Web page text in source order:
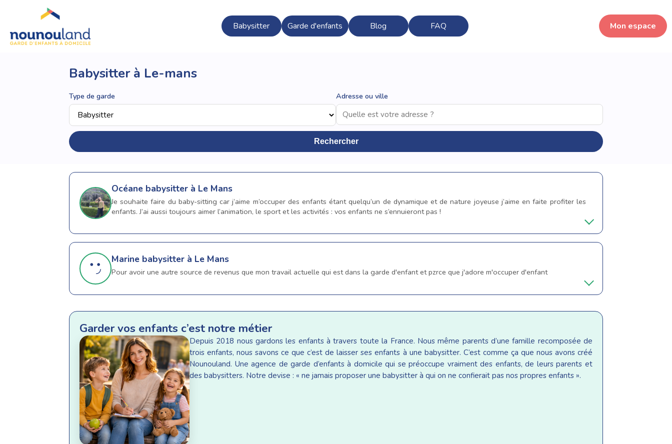
Babysitter Garde d'enfants Blog FAQ Mon espace
Babysitter à Le-mans
Type de garde Adresse ou ville
Rechercher
Océane babysitter à Le Mans
Je souhaite faire du baby-sitting car j’aime m’occuper des enfants étant quelqu’un de dynamique et de nature joyeuse j’aime en faite profiter les
enfants. J’ai aussi toujours aimer l’animation, le sport et les activités : vos enfants ne s’ennuieront pas !
Marine babysitter à Le Mans
Pour avoir une autre source de revenus que mon travail actuelle qui est dans la garde d'enfant et pzrce que j'adore m'occuper d'enfant
Garder vos enfants c’est notre métier
Depuis 2018 nous gardons les enfants à travers toute la France. Nous même parents d’une famille recomposée de
trois enfants, nous savons ce que c’est de laisser ses enfants à une babysitter. C’est comme ça que nous avons créé
Nounouland. Une agence de garde d’enfants à domicile qui se préoccupe vraiment des enfants, de leurs parents et
des babysitters. Notre devise : « ne jamais proposer une babysitter à qui on ne confierait pas nos propres enfants ».